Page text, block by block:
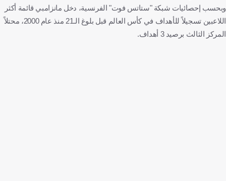
وبحسب إحصائيات شبكة "ستاتس فوت" الفرنسية، دخل مانزامبي قائمة أكثر
اللاعبين تسجيلاً للأهداف في كأس العالم قبل بلوغ الـ21 منذ عام 2000، محتلاً
المركز الثالث برصيد 3 أهداف.